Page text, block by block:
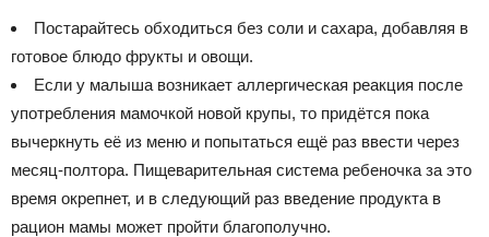
Постарайтесь обходиться без соли и сахара, добавляя в
готовое блюдо фрукты и овощи.
Если у малыша возникает аллергическая реакция после
употребления мамочкой новой крупы, то придётся пока
вычеркнуть её из меню и попытаться ещё раз ввести через
месяц-полтора. Пищеварительная система ребеночка за это
время окрепнет, и в следующий раз введение продукта в
рацион мамы может пройти благополучно.